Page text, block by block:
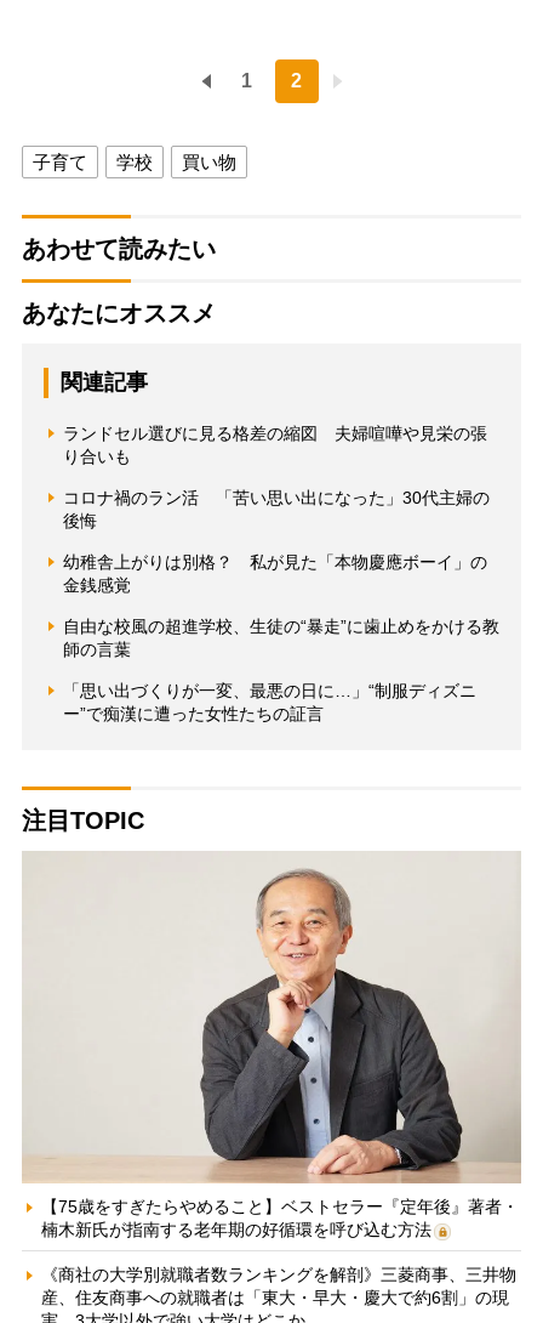
1 2
子育て 学校 買い物
あわせて読みたい
あなたにオススメ
関連記事
ランドセル選びに見る格差の縮図 夫婦喧嘩や見栄の張
り合いも
コロナ禍のラン活 「苦い思い出になった」30代主婦の
後悔
幼稚舎上がりは別格？ 私が見た「本物慶應ボーイ」の
金銭感覚
自由な校風の超進学校、生徒の“暴走”に歯止めをかける教
師の言葉
「思い出づくりが一変、最悪の日に…」“制服ディズニ
ー”で痴漢に遭った女性たちの証言
注目TOPIC
【75歳をすぎたらやめること】ベストセラー『定年後』著者・
楠木新氏が指南する老年期の好循環を呼び込む方法
《商社の大学別就職者数ランキングを解剖》三菱商事、三井物
産、住友商事への就職者は「東大・早大・慶大で約6割」の現